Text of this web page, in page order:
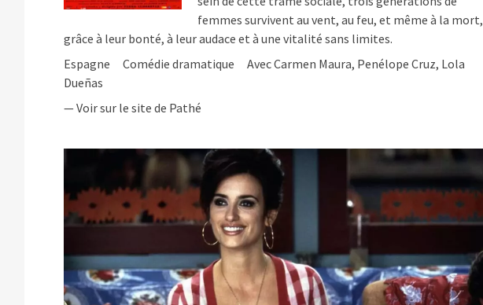
femmes survivent au vent, au feu, et même à la mort,
grâce à leur bonté, à leur audace et à une vitalité sans limites.
Espagne
Comédie dramatique
Avec Carmen Maura, Penélope Cruz, Lola
Dueñas
— Voir sur le site de Pathé